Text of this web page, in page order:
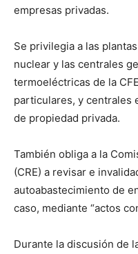
empresas privadas.
Se privilegia a las
nuclear y las centrales
termoeléctricas de la
particulares, y centrales
de propiedad privada.
También obliga a la
(CRE) a revisar e
autoabastecimiento de
caso, mediante “actos
Durante la discusión de